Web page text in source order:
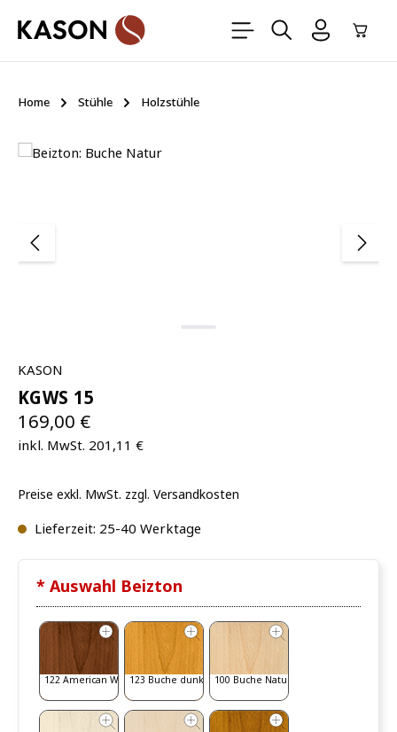
Zum Hauptinhalt springen
Home Stühle Holzstühle
Bildergalerie überspringen
KASON
KGWS 15
169,00 €
inkl. MwSt. 201,11 €
Preise exkl. MwSt. zzgl. Versandkosten
Lieferzeit: 25-40 Werktage
* Auswahl Beizton
122 American Walnut123 Buche dunkel 100 Buche Natur